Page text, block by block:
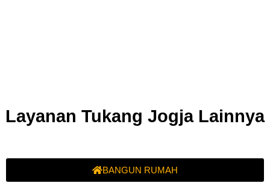
Layanan Tukang Jogja Lainnya
BANGUN RUMAH